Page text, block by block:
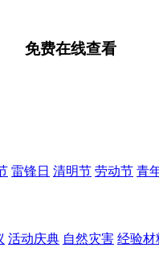
免费在线查看
雷锋日 清明节 劳动节 青
活动庆典 自然灾害 经验材